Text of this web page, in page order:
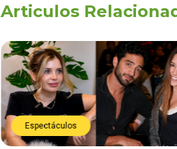
Articulos
Espectáculos